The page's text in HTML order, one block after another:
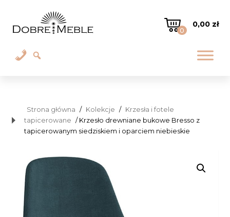
0
0,00 zł
Strona główna / Kolekcje / Krzesła i fotele
tapicerowane / Krzesło drewniane bukowe Bresso z
tapicerowanym siedziskiem i oparciem niebieskie